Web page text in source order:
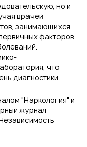
но и
врачей
занимающихся
факторов
что
диагностики.
"Наркология" и
журнал